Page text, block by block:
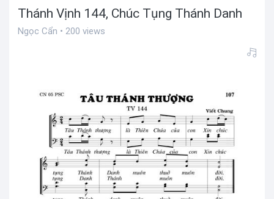
Thánh Vịnh 144, Chúc Tụng Thánh Danh
Ngọc Cẩn • 200 views